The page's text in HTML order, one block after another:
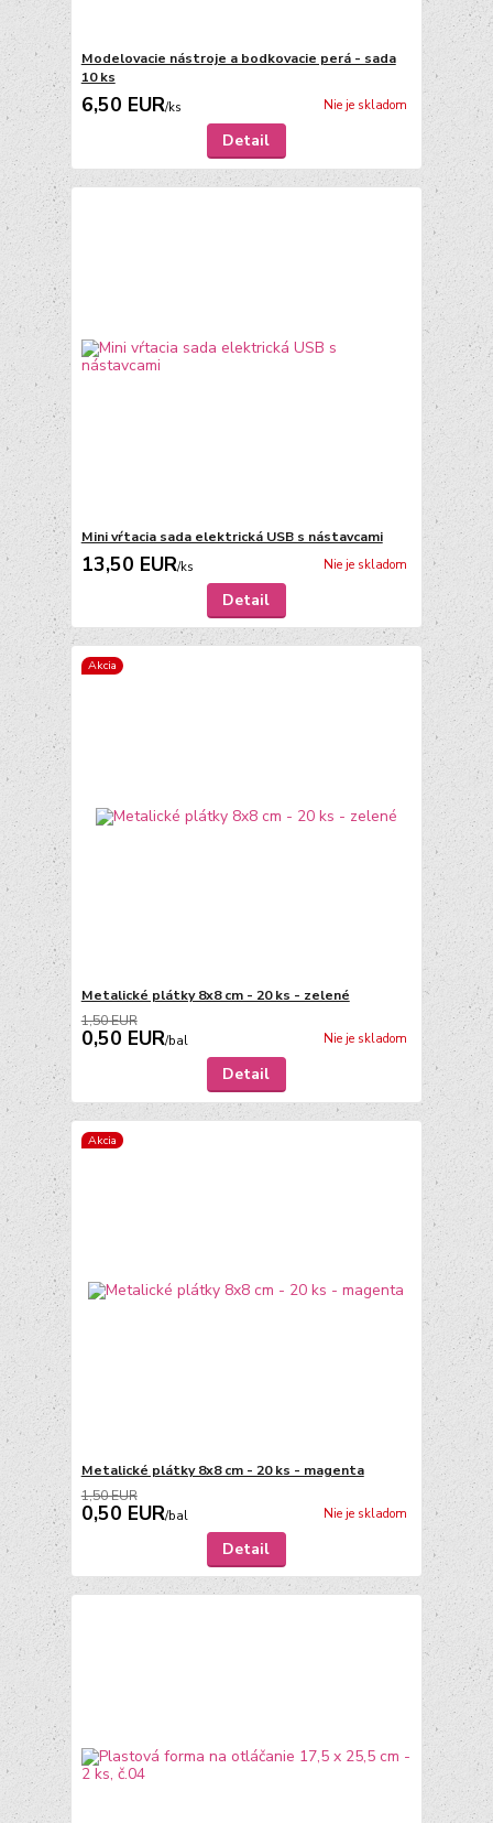
Modelovacie nástroje a bodkovacie perá - sada
10 ks
6,50 EUR/ks Nie je skladom
Detail
Mini vŕtacia sada elektrická USB s nástavcami
13,50 EUR/ks Nie je skladom
Detail
Akcia
Metalické plátky 8x8 cm - 20 ks - zelené
1,50 EUR
0,50 EUR/bal Nie je skladom
Detail
Akcia
Metalické plátky 8x8 cm - 20 ks - magenta
1,50 EUR
0,50 EUR/bal Nie je skladom
Detail